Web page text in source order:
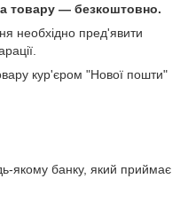
товару — безкоштовно.
необхідно пред'явити
кур'єром "Нової пошти"
якому банку, який приймає